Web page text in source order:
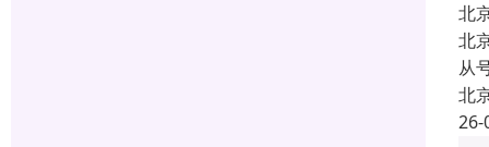
北
北
从
北
26-